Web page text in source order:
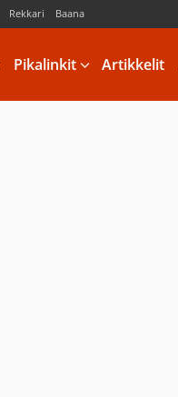
Rekkari Baana
Pikalinkit Artikkelit